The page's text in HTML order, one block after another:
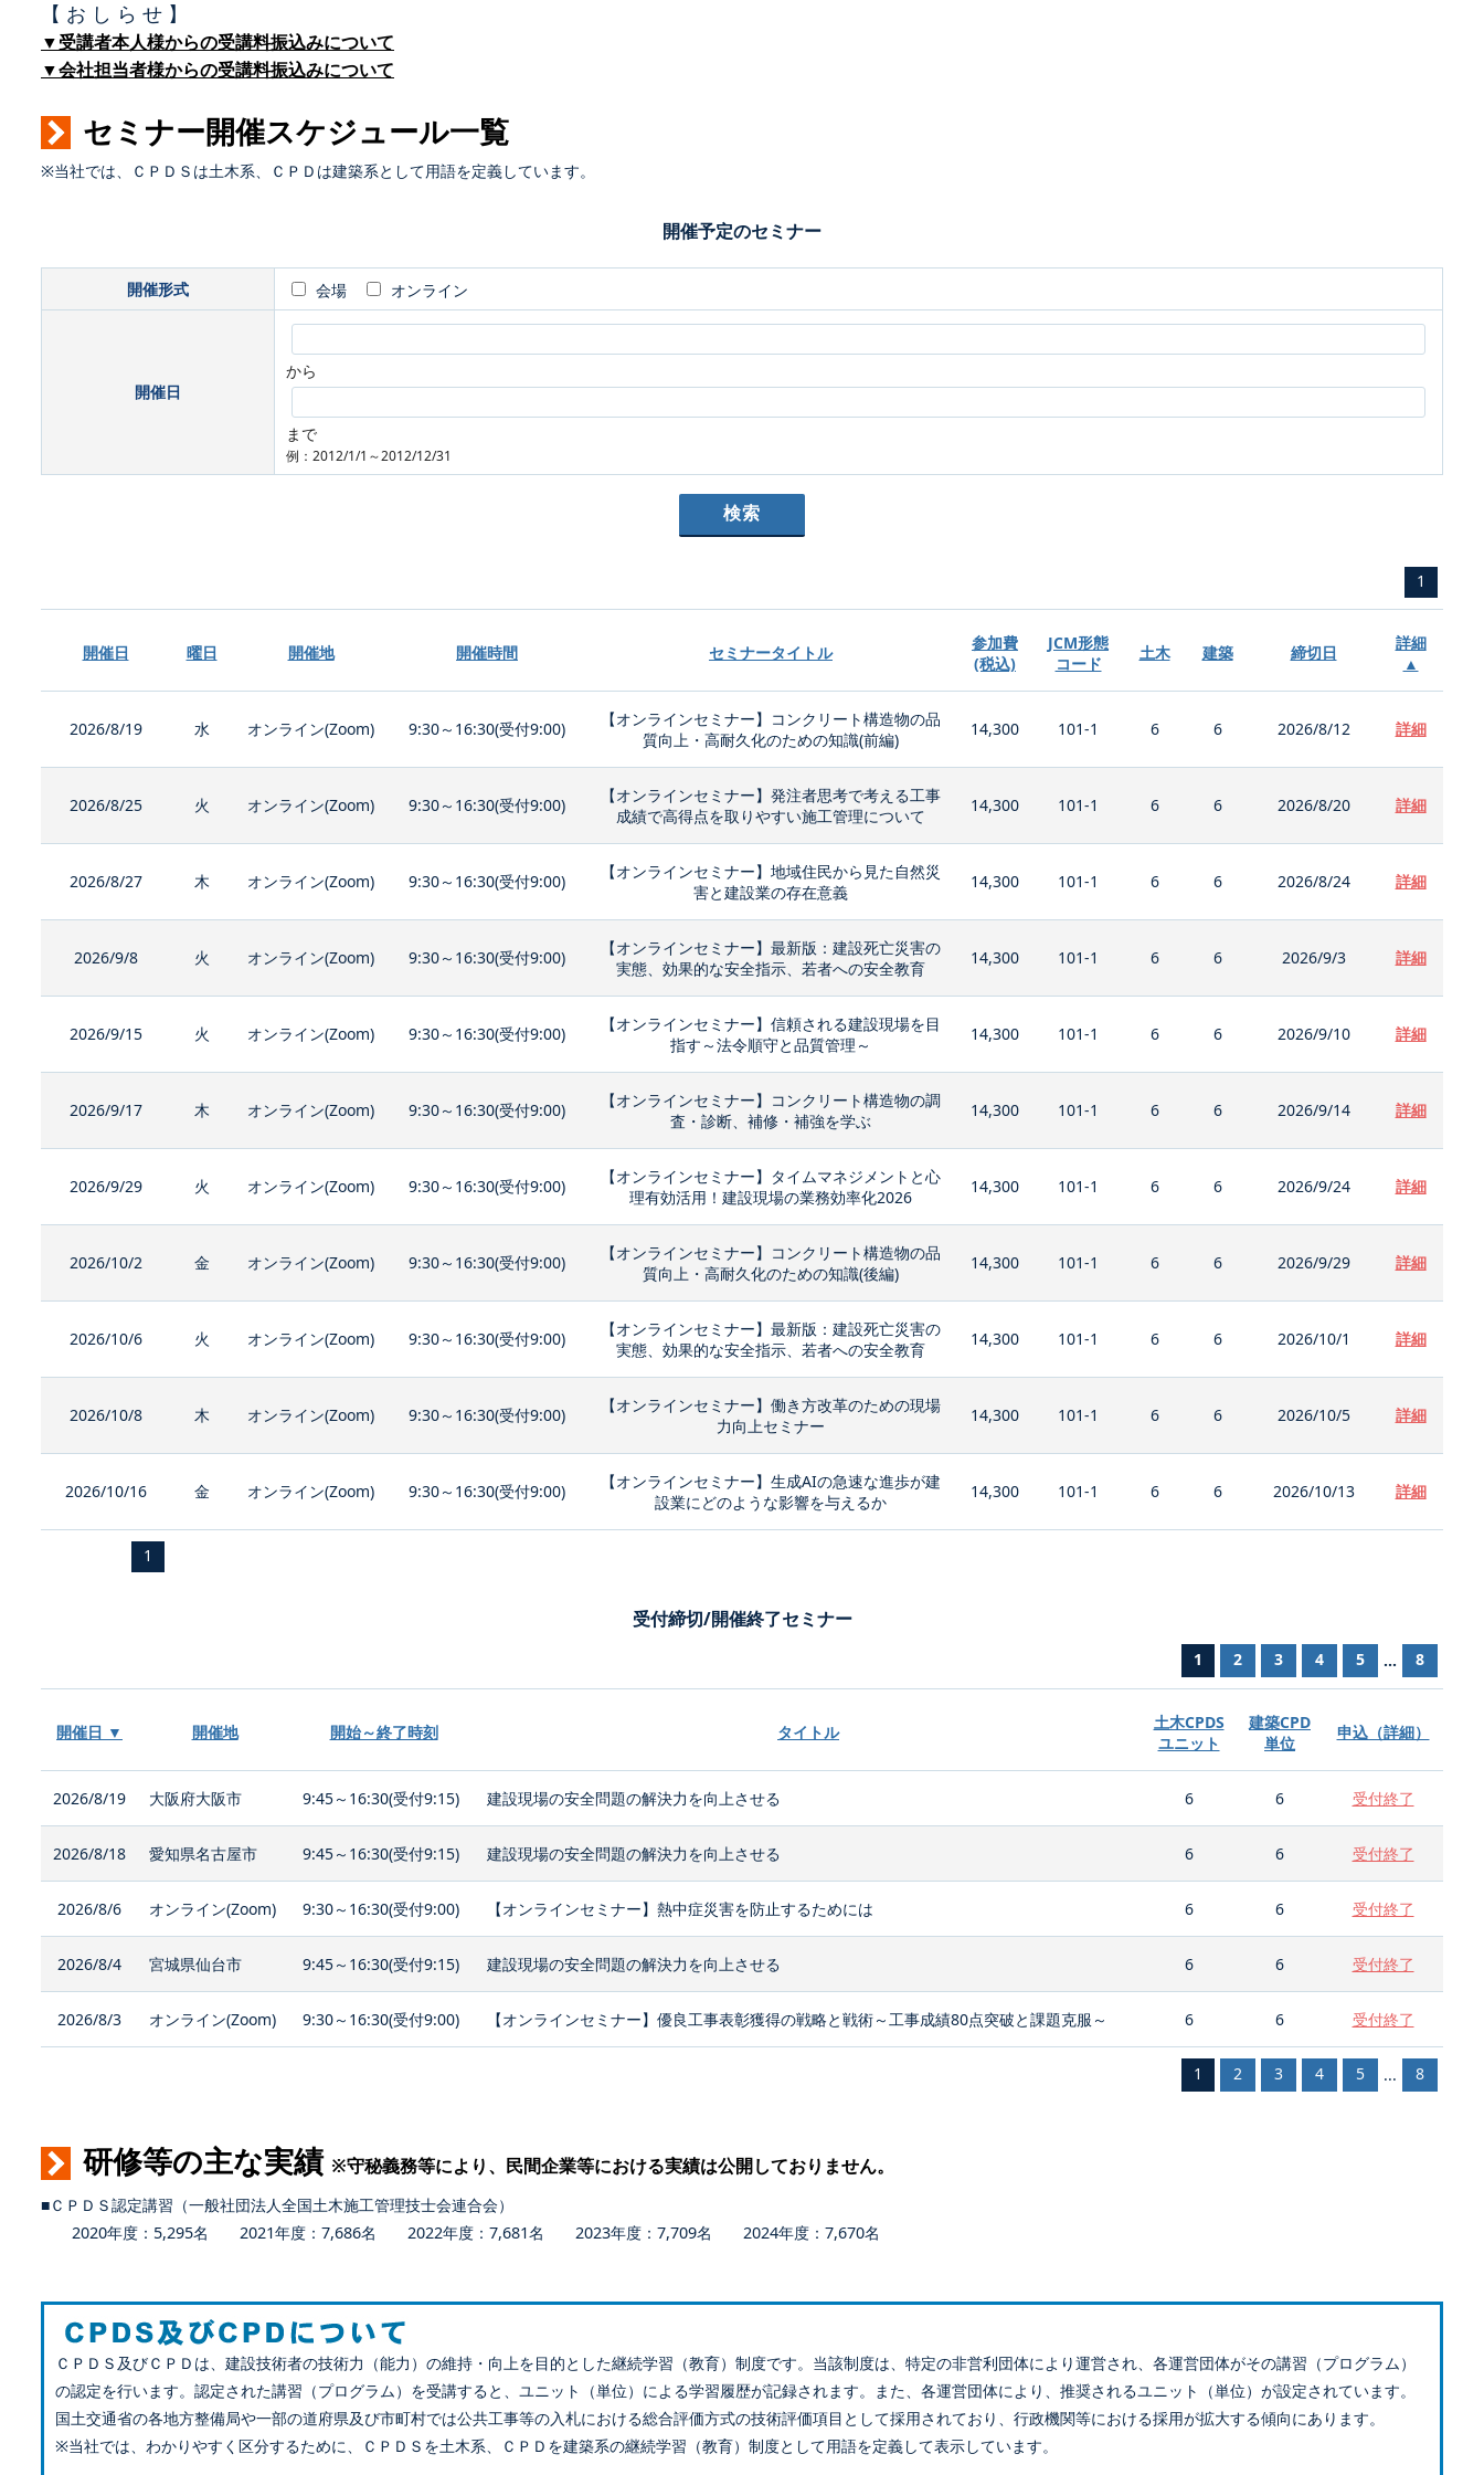
【 お し ら せ 】
▼受講者本人様からの受講料振込みについて
▼会社担当者様からの受講料振込みについて
セミナー開催スケジュール一覧
※当社では、ＣＰＤＳは土木系、ＣＰＤは建築系として用語を定義しています。
開催予定のセミナー
開催形式 会場 オンライン
開催日
から
まで
例：2012/1/1～2012/12/31
1
開催日 曜日 開催地 開催時間 セミナータイトル
参加費
(税込)
JCM形態
コード
土木 建築 締切日
詳細
▲
2026/8/19 水 オンライン(Zoom) 9:30～16:30(受付9:00)
【オンラインセミナー】コンクリート構造物の品
質向上・高耐久化のための知識(前編)
14,300 101-1 6 6 2026/8/12 詳細
2026/8/25 火 オンライン(Zoom) 9:30～16:30(受付9:00)
【オンラインセミナー】発注者思考で考える工事
成績で高得点を取りやすい施工管理について
14,300 101-1 6 6 2026/8/20 詳細
2026/8/27 木 オンライン(Zoom) 9:30～16:30(受付9:00)
【オンラインセミナー】地域住民から見た自然災
害と建設業の存在意義
14,300 101-1 6 6 2026/8/24 詳細
2026/9/8 火 オンライン(Zoom) 9:30～16:30(受付9:00)
【オンラインセミナー】最新版：建設死亡災害の
実態、効果的な安全指示、若者への安全教育
14,300 101-1 6 6 2026/9/3 詳細
2026/9/15 火 オンライン(Zoom) 9:30～16:30(受付9:00)
【オンラインセミナー】信頼される建設現場を目
指す～法令順守と品質管理～
14,300 101-1 6 6 2026/9/10 詳細
2026/9/17 木 オンライン(Zoom) 9:30～16:30(受付9:00)
【オンラインセミナー】コンクリート構造物の調
査・診断、補修・補強を学ぶ
14,300 101-1 6 6 2026/9/14 詳細
2026/9/29 火 オンライン(Zoom) 9:30～16:30(受付9:00)
【オンラインセミナー】タイムマネジメントと心
理有効活用！建設現場の業務効率化2026
14,300 101-1 6 6 2026/9/24 詳細
2026/10/2 金 オンライン(Zoom) 9:30～16:30(受付9:00)
【オンラインセミナー】コンクリート構造物の品
質向上・高耐久化のための知識(後編)
14,300 101-1 6 6 2026/9/29 詳細
2026/10/6 火 オンライン(Zoom) 9:30～16:30(受付9:00)
【オンラインセミナー】最新版：建設死亡災害の
実態、効果的な安全指示、若者への安全教育
14,300 101-1 6 6 2026/10/1 詳細
2026/10/8 木 オンライン(Zoom) 9:30～16:30(受付9:00)
【オンラインセミナー】働き方改革のための現場
力向上セミナー
14,300 101-1 6 6 2026/10/5 詳細
2026/10/16 金 オンライン(Zoom) 9:30～16:30(受付9:00)
【オンラインセミナー】生成AIの急速な進歩が建
設業にどのような影響を与えるか
14,300 101-1 6 6 2026/10/13 詳細
1
受付締切/開催終了セミナー
1 2 3 4 5 ... 8
開催日 ▼ 開催地 開始～終了時刻 タイトル
土木CPDS
ユニット
建築CPD
単位
申込（詳細）
2026/8/19 大阪府大阪市 9:45～16:30(受付9:15) 建設現場の安全問題の解決力を向上させる 6 6 受付終了
2026/8/18 愛知県名古屋市 9:45～16:30(受付9:15) 建設現場の安全問題の解決力を向上させる 6 6 受付終了
2026/8/6 オンライン(Zoom) 9:30～16:30(受付9:00) 【オンラインセミナー】熱中症災害を防止するためには 6 6 受付終了
2026/8/4 宮城県仙台市 9:45～16:30(受付9:15) 建設現場の安全問題の解決力を向上させる 6 6 受付終了
2026/8/3 オンライン(Zoom) 9:30～16:30(受付9:00) 【オンラインセミナー】優良工事表彰獲得の戦略と戦術～工事成績80点突破と課題克服～ 6 6 受付終了
1 2 3 4 5 ... 8
研修等の主な実績 ※守秘義務等により、民間企業等における実績は公開しておりません。
■ＣＰＤＳ認定講習（一般社団法人全国土木施工管理技士会連合会）
2020年度：5,295名 2021年度：7,686名 2022年度：7,681名 2023年度：7,709名 2024年度：7,670名
ＣＰＤＳ及びＣＰＤは、建設技術者の技術力（能力）の維持・向上を目的とした継続学習（教育）制度です。当該制度は、特定の非営利団体により運営され、各運営団体がその講習（プログラム）
の認定を行います。認定された講習（プログラム）を受講すると、ユニット（単位）による学習履歴が記録されます。また、各運営団体により、推奨されるユニット（単位）が設定されています。
国土交通省の各地方整備局や一部の道府県及び市町村では公共工事等の入札における総合評価方式の技術評価項目として採用されており、行政機関等における採用が拡大する傾向にあります。
※当社では、わかりやすく区分するために、ＣＰＤＳを土木系、ＣＰＤを建築系の継続学習（教育）制度として用語を定義して表示しています。